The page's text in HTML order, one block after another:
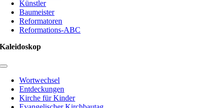
Künstler
Baumeister
Reformatoren
Reformations-ABC
Kaleidoskop
Toggle
NavigationWortwechsel
Entdeckungen
Kirche für Kinder